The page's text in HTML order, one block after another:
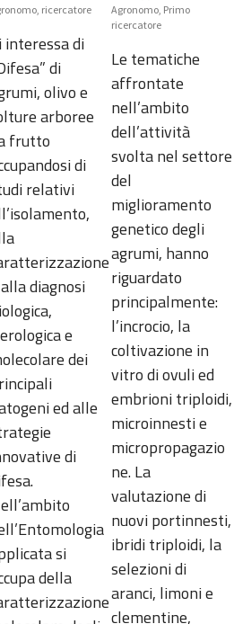
ricercatore
interessa di
di
olivo e
arboree
frutto
di
relativi
diagnosi
e
dei
ed alle
di
si
della
Agronomo, Primo
ricercatore
Le tematiche
affrontate
nell’ambito
dell’attività
svolta nel settore
del
miglioramento
genetico degli
agrumi, hanno
riguardato
principalmente:
l’incrocio, la
coltivazione in
vitro di ovuli ed
embrioni triploidi,
microinnesti e
micropropagazio
ne. La
valutazione di
nuovi portinnesti,
ibridi triploidi, la
selezioni di
aranci, limoni e
clementine,